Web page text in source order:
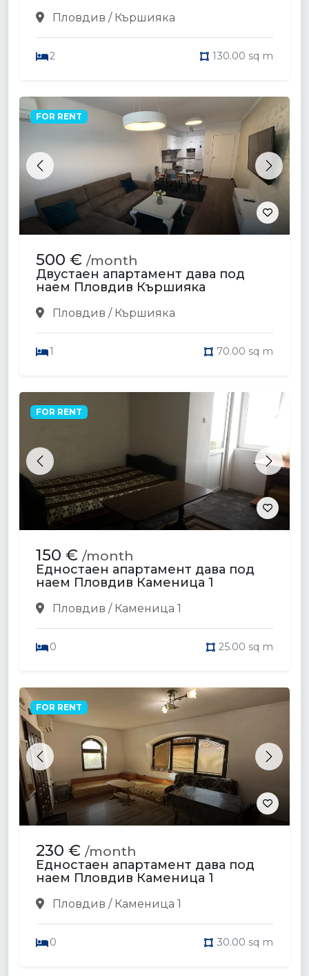
Пловдив / Кършияка
2 130.00 sq m
Previous Next
FOR RENT
500 € /month
Двустаен апартамент дава под
наем Пловдив Кършияка
Пловдив / Кършияка
1 70.00 sq m
Previous Next
FOR RENT
150 € /month
Едностаен апартамент дава под
наем Пловдив Каменица 1
Пловдив / Каменица 1
0 25.00 sq m
Previous Next
FOR RENT
230 € /month
Едностаен апартамент дава под
наем Пловдив Каменица 1
Пловдив / Каменица 1
0 30.00 sq m